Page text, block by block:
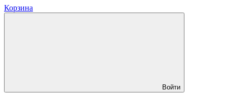
Корзина
Войти